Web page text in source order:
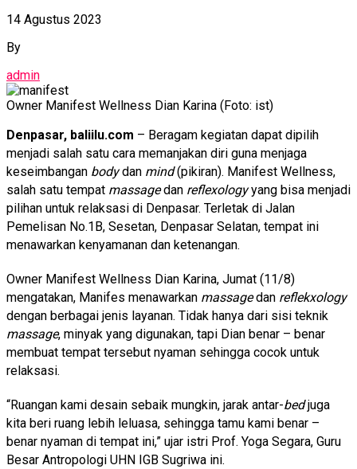
14 Agustus 2023
By
admin
Owner Manifest Wellness Dian Karina (Foto: ist)
Denpasar, baliilu.com – Beragam kegiatan dapat dipilih
menjadi salah satu cara memanjakan diri guna menjaga
keseimbangan bodydan mind(pikiran). Manifest Wellness,
salah satu tempat massagedan reflexologyyang bisa menjadi
pilihan untuk relaksasi di Denpasar. Terletak di Jalan
Pemelisan No.1B, Sesetan, Denpasar Selatan, tempat ini
menawarkan kenyamanan dan ketenangan.
Owner Manifest Wellness Dian Karina, Jumat (11/8)
mengatakan, Manifes menawarkan massagedan reflekxology
dengan berbagai jenis layanan. Tidak hanya dari sisi teknik
massage, minyak yang digunakan, tapi Dian benar – benar
membuat tempat tersebut nyaman sehingga cocok untuk
relaksasi.
“Ruangan kami desain sebaik mungkin, jarak antar-bedjuga
kita beri ruang lebih leluasa, sehingga tamu kami benar –
benar nyaman di tempat ini,” ujar istri Prof. Yoga Segara, Guru
Besar Antropologi UHN IGB Sugriwa ini.